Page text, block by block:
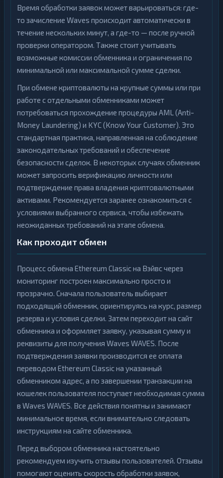
Время обработки заявок может варьироваться: где-
то зачисление Waves происходит автоматически в
течение нескольких минут, а где-то — после ручной
проверки оператором. Также стоит учитывать
возможные комиссии обменника и ограничения по
минимальной или максимальной сумме сделки.
При обмене криптовалюты на крупные суммы или при
работе с отдельными обменниками может
потребоваться прохождение процедуры AML (Anti-
Money Laundering) и KYC (Know Your Customer). Это
стандартная практика, направленная на соблюдение
законодательных требований и обеспечение
безопасности сделок. В некоторых случаях обменник
может запросить верификацию личности или
подтверждение права владения криптовалютными
активами. Рекомендуется заранее ознакомиться с
условиями выбранного сервиса, чтобы избежать
неожиданных требований на этапе обмена.
Как проходит обмен
Процесс обмена Ethereum Classic на Вэйвс через
мониторинг построен максимально просто и
прозрачно. Сначала пользователь выбирает
подходящий обменник, ориентируясь на курс, размер
резерва и условия сделки. Затем переходит на сайт
обменника и оформляет заявку, указывая сумму и
реквизиты для получения Waves WAVES. После
подтверждения заявки производится ее оплата
переводом Ethereum Classic на указанный
обменником адрес, а по завершении транзакции на
кошелек пользователя поступает необходимая сумма
в Waves WAVES. Все действия понятны и занимают
минимальное время, если внимательно следовать
инструкциям на сайте обменника.
Перед выбором обменника настоятельно
рекомендуем изучить отзывы пользователей. Отзывы
помогают оценить скорость обработки заявок,